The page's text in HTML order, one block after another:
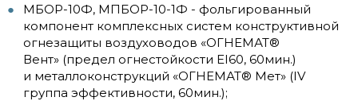
МБОР-10Ф, МПБОР-10-1Ф - фольгированный
компонент комплексных систем конструктивной
огнезащиты воздуховодов «ОГНЕМАТ®
Вент» (предел огнестойкости EI60, 60мин.)
и металлоконструкций «ОГНЕМАТ® Мет» (IV
группа эффективности, 60мин.);